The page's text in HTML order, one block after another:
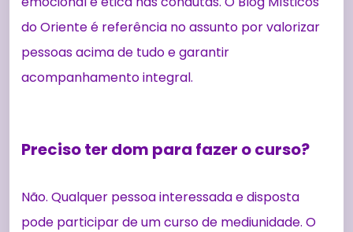
do Oriente é referência no assunto por valorizar
pessoas acima de tudo e garantir
acompanhamento integral.
Preciso ter dom para fazer o curso?
Não. Qualquer pessoa interessada e disposta
pode participar de um curso de mediunidade. O